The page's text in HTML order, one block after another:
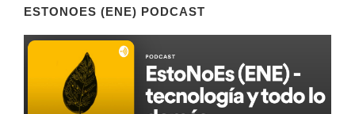
ESTONOES (ENE) PODCAST